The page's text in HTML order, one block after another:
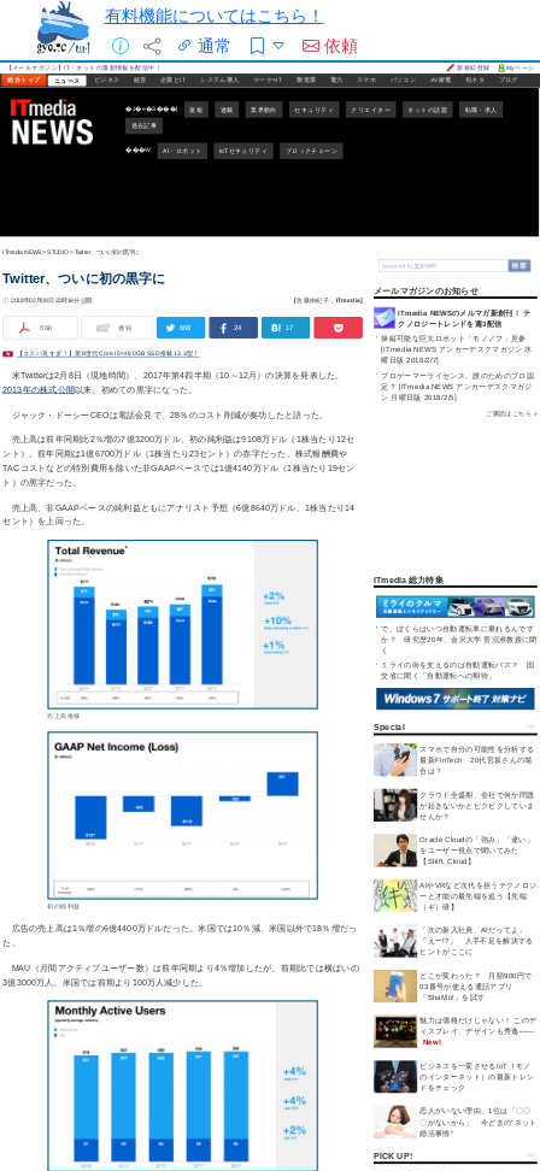
有料機能についてはこちら！
通常
依頼